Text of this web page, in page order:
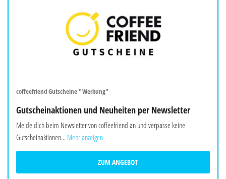
coffeefriend Gutscheine "Werbung"
Gutscheinaktionen und Neuheiten per Newsletter
Melde dich beim Newsletter von coffeefriend an und verpasse keine
Gutscheinaktionen... Mehr anzeigen
ZUM ANGEBOT